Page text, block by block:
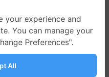
your experience and
You can manage your
Preferences".
All